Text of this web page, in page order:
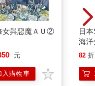
那個人就是當時弄壞人
現成了一具屍體。他的臉
吧？」
發現的，臉上插著棒子死
女與惡魔ＡＵ②
元
入購物車
日
海
82 折